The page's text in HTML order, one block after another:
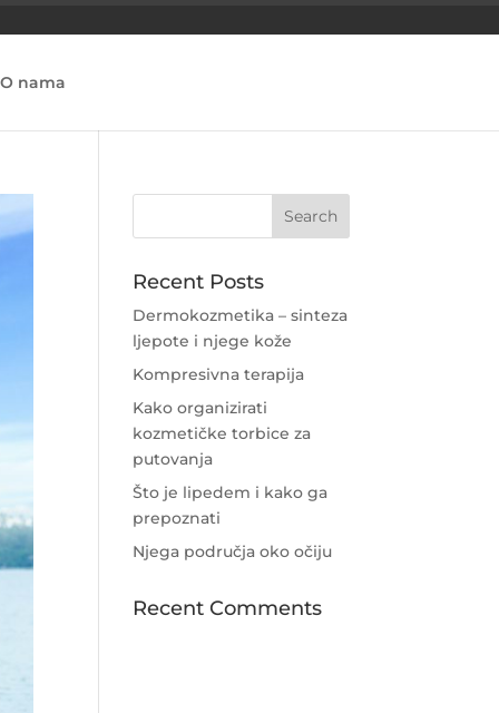
O nama
Recent Posts
Dermokozmetika – sinteza
ljepote i njege kože
Kompresivna terapija
Kako organizirati
kozmetičke torbice za
putovanja
Što je lipedem i kako ga
prepoznati
Njega područja oko očiju
Recent Comments